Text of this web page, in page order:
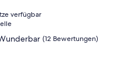
verfügbar
(12 Bewertungen)